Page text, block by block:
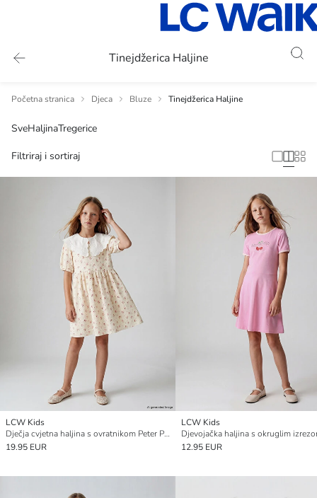
Tinejdžerica Haljine
Početna stranica Djeca Bluze Tinejdžerica Haljine
SveHaljinaTregerice
Filtriraj i sortiraj
LCW Kids
Dječja cvjetna haljina s ovratnikom Peter Pan
19.95 EUR
LCW Kids
12.95 EUR